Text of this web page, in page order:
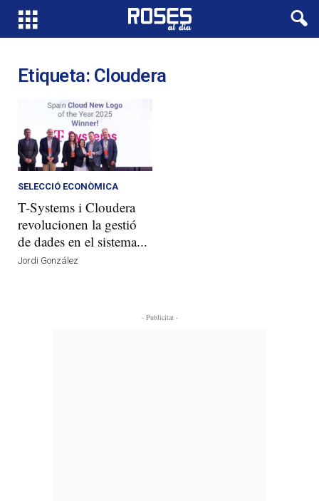
Etiqueta: Cloudera
SELECCIÓ ECONÒMICA
T-Systems i Cloudera
revolucionen la gestió
de dades en el sistema...
Jordi González
- Publicitat -